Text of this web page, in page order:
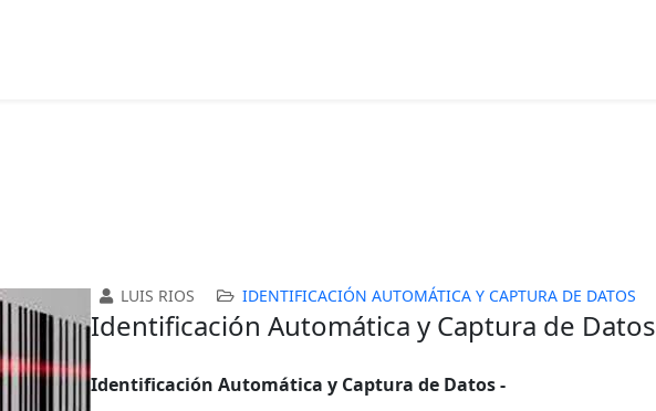
LUIS RIOS IDENTIFICACIÓN AUTOMÁTICA Y CAPTURA DE DATOS
Identificación Automática y Captura de Datos
Identificación Automática y Captura de Datos -